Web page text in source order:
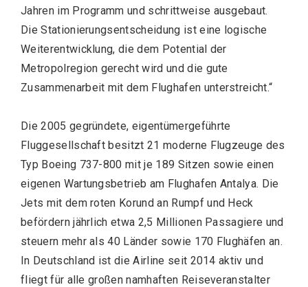
Jahren im Programm und schrittweise ausgebaut.
Die Stationierungsentscheidung ist eine logische
Weiterentwicklung, die dem Potential der
Metropolregion gerecht wird und die gute
Zusammenarbeit mit dem Flughafen unterstreicht.“
Die 2005 gegründete, eigentümergeführte
Fluggesellschaft besitzt 21 moderne Flugzeuge des
Typ Boeing 737-800 mit je 189 Sitzen sowie einen
eigenen Wartungsbetrieb am Flughafen Antalya. Die
Jets mit dem roten Korund an Rumpf und Heck
befördern jährlich etwa 2,5 Millionen Passagiere und
steuern mehr als 40 Länder sowie 170 Flughäfen an.
In Deutschland ist die Airline seit 2014 aktiv und
fliegt für alle großen namhaften Reiseveranstalter